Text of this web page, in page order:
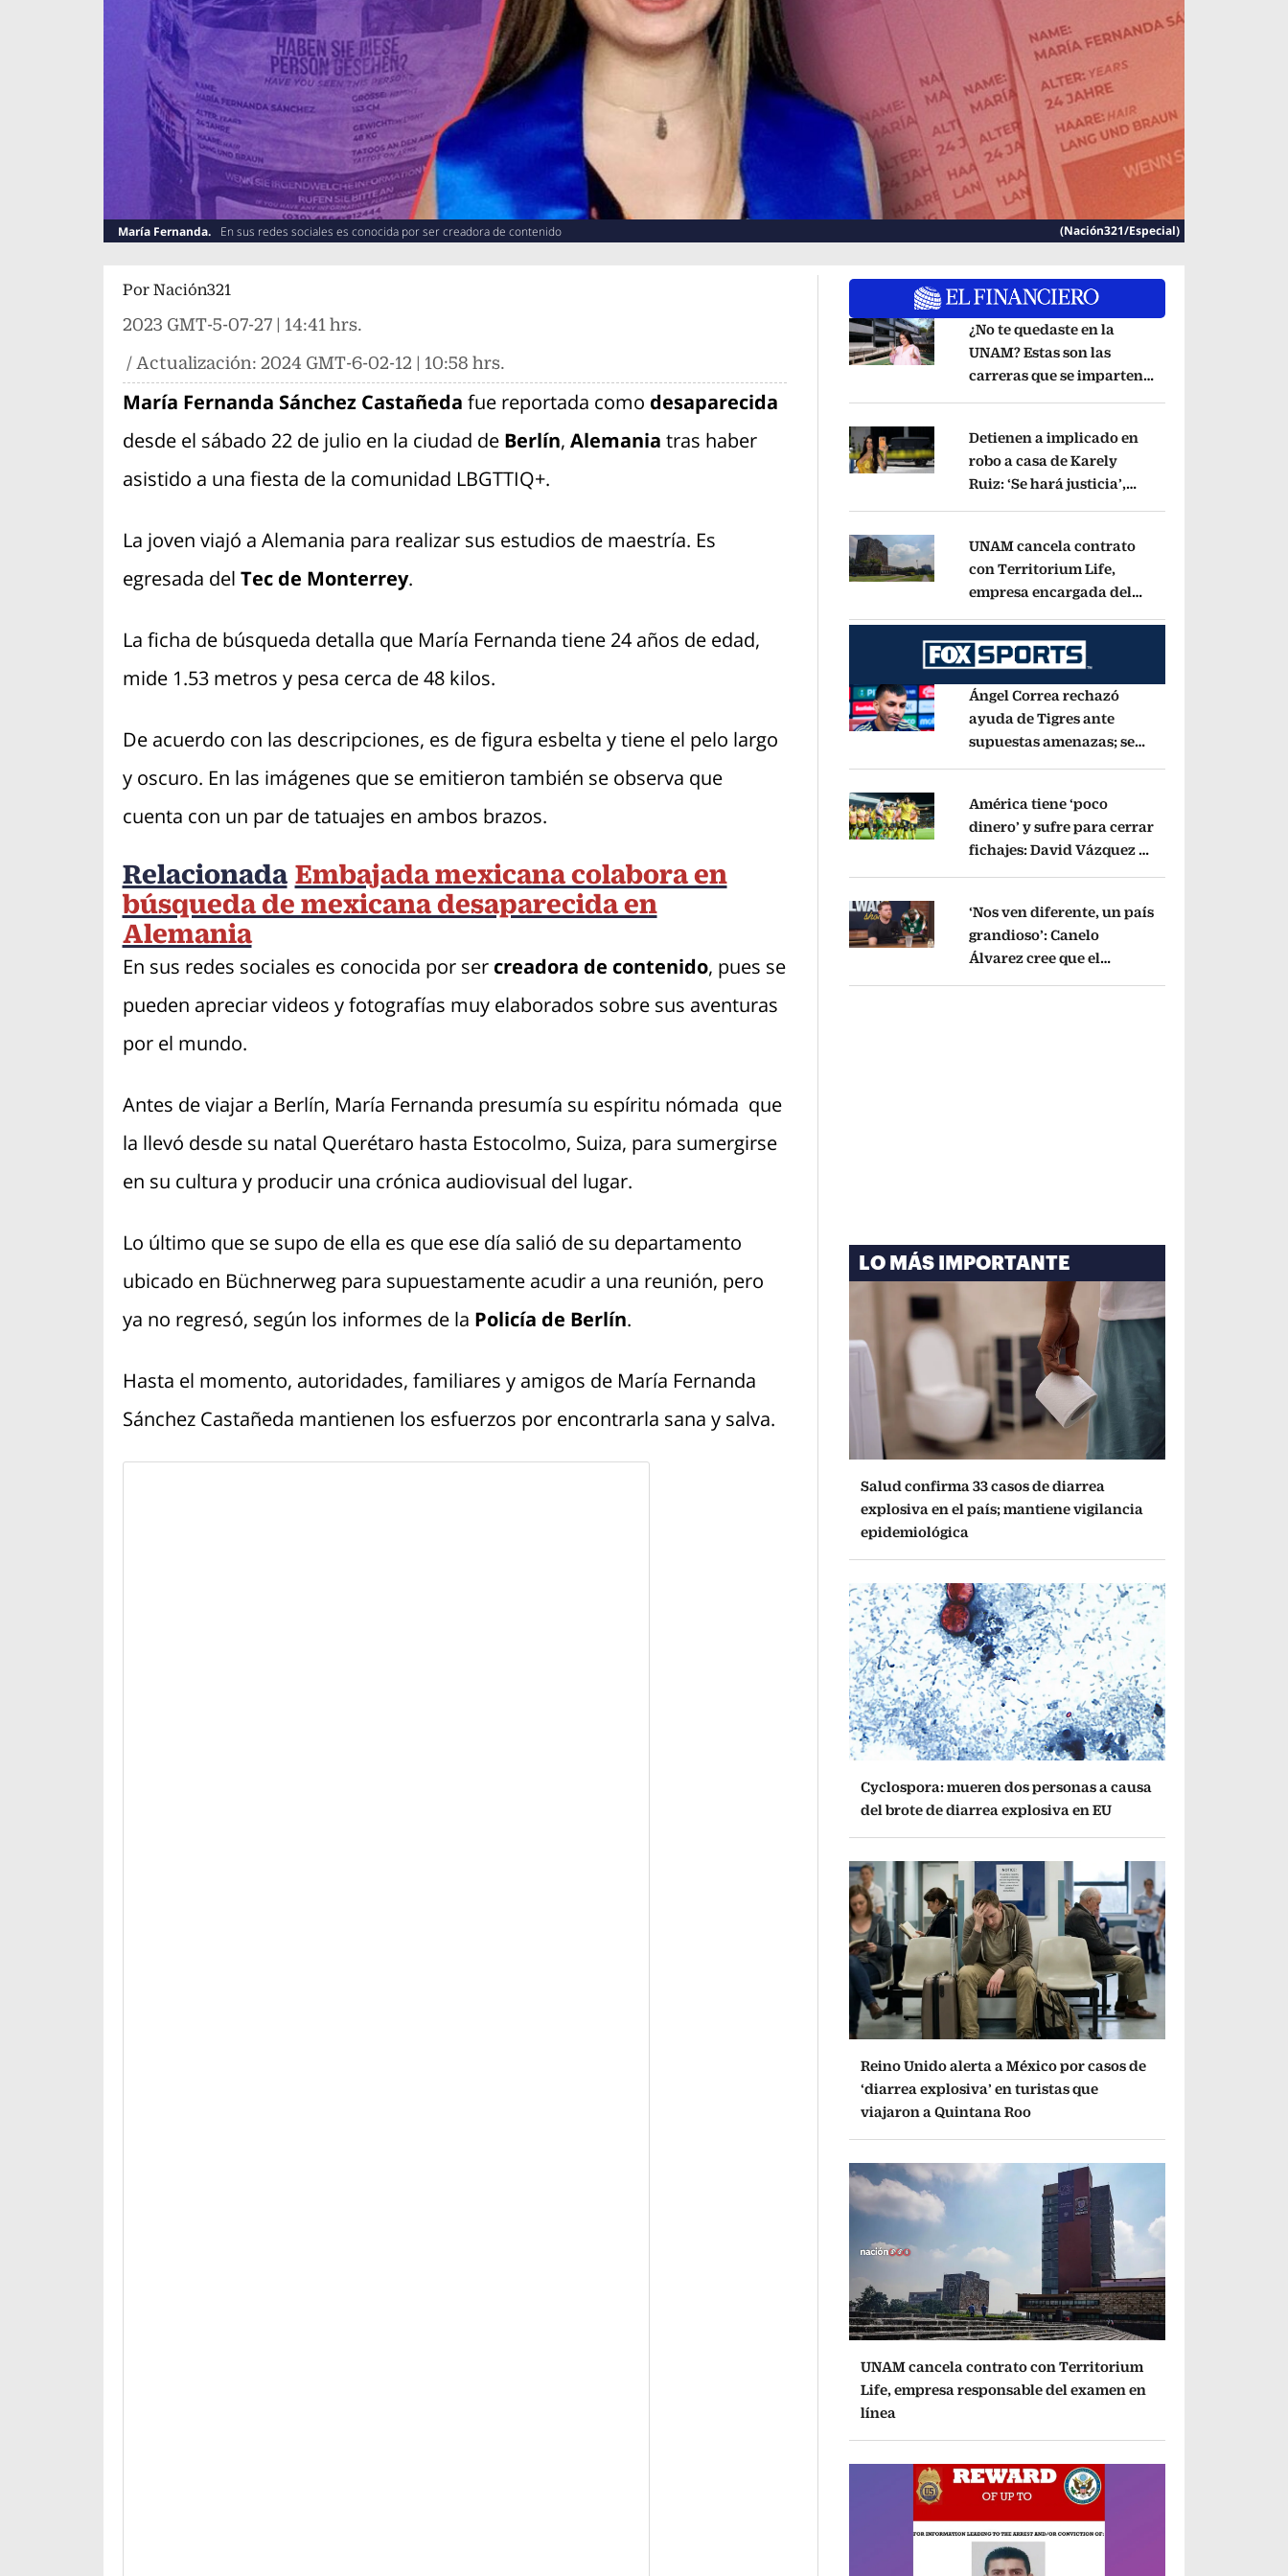
María Fernanda. En sus redes sociales es conocida por ser creadora de contenido (Nación321/Especial)
Por Nación321
2023 GMT-5-07-27 | 14:41 hrs.
/ Actualización: 2024 GMT-6-02-12 | 10:58 hrs.
María Fernanda Sánchez Castañeda fue reportada como desaparecida
desde el sábado 22 de julio en la ciudad de Berlín, Alemania tras haber
asistido a una fiesta de la comunidad LBGTTIQ+.
La joven viajó a Alemania para realizar sus estudios de maestría. Es
egresada del Tec de Monterrey.
La ficha de búsqueda detalla que María Fernanda tiene 24 años de edad,
mide 1.53 metros y pesa cerca de 48 kilos.
De acuerdo con las descripciones, es de figura esbelta y tiene el pelo largo
y oscuro. En las imágenes que se emitieron también se observa que
cuenta con un par de tatuajes en ambos brazos.
Relacionada Embajada mexicana colabora en
búsqueda de mexicana desaparecida en
Alemania
En sus redes sociales es conocida por sercreadora de contenido, pues se
pueden apreciar videos y fotografías muy elaborados sobre sus aventuras
por el mundo.
Antes de viajar a Berlín, María Fernanda presumía su espíritu nómada que
la llevó desde su natal Querétaro hasta Estocolmo, Suiza, para sumergirse
en su cultura y producir una crónica audiovisual del lugar.
Lo último que se supo de ella es que ese día salió de su departamento
ubicado en Büchnerweg para supuestamente acudir a una reunión, pero
ya no regresó, según los informes de la Policía de Berlín.
Hasta el momento, autoridades, familiares y amigos de María Fernanda
Sánchez Castañeda mantienen los esfuerzos por encontrarla sana y salva.
Opens in new window
¿No te quedaste en la
UNAM? Estas son las
carreras que se imparten
Opens in new window
Detienen a implicado en
robo a casa de Karely
Ruiz: ‘Se hará justicia’,
Opens in new window
UNAM cancela contrato
con Territorium Life,
empresa encargada del
Opens in new window
Ángel Correa rechazó
ayuda de Tigres ante
supuestas amenazas; se
Opens in new window
América tiene ‘poco
dinero’ y sufre para cerrar
fichajes: David Vázquez se
Opens in new window
‘Nos ven diferente, un país
grandioso’: Canelo
Álvarez cree que el
LO MÁS IMPORTANTE
Salud confirma 33 casos de diarrea
explosiva en el país; mantiene vigilancia
epidemiológica
Cyclospora: mueren dos personas a causa
del brote de diarrea explosiva en EU
Reino Unido alerta a México por casos de
‘diarrea explosiva’ en turistas que
viajaron a Quintana Roo
UNAM cancela contrato con Territorium
Life, empresa responsable del examen en
línea